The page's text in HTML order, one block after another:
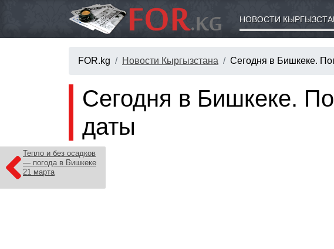
НОВОСТИ
FOR.kg Новости Кыргызстана Сегодня в Бишкеке.
Тепло и без осадков
— погода в Бишкеке
21 марта
Сегодня в Бишкеке.
даты